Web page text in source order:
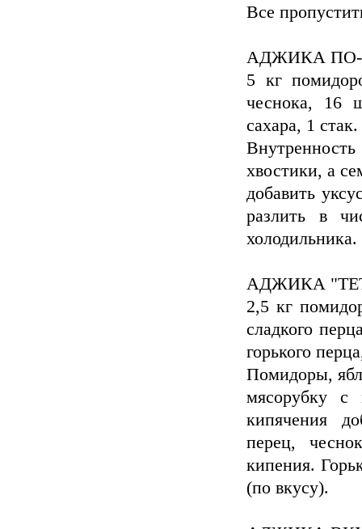
Все
АДЖИКА
5 кг
чеснока, 16
сахара, 1
хвостики, а
добавить
разлить в
холодильника.
АДЖИКА
2,5 кг
сладкого
горького
Помидоры,
мясорубку
кипячения
перец,
кипения.
(по вкусу).